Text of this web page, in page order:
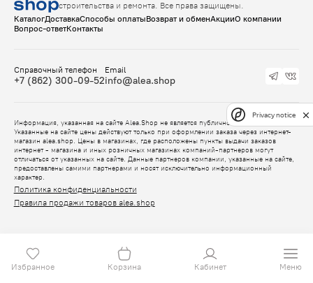
Избранное Корзина Кабинет Меню
строительства и ремонта. Все права защищены.
КаталогДоставкаСпособы оплатыВозврат и обменАкцииО компании
Вопрос-ответКонтакты
Справочный телефон
+7 (862) 300-09-52
Email
info@alea.shop
Информация, указанная на сайте Alea.Shop не является публичной офертой.
Указанные на сайте цены действуют только при оформлении заказа через интернет-
магазин alea.shop. Цены в магазинах, где расположены пункты выдачи заказов
интернет - магазина и иных розничных магазинах компаний-партнеров могут
отличаться от указанных на сайте. Данные партнеров компании, указанные на сайте,
предоставлены самими партнерами и носят исключительно информационный
характер.
Политика конфиденциальности
Правила продажи товаров alea.shop
Privacy notice